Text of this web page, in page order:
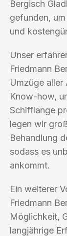
Bergisch
gefunden,
und
Unser
Friedmann
Umzüge
Know-how,
Schifflange
legen wir
Behandlung
sodass es
ankommt.
Ein weiterer
Friedmann
Möglichkeit,
langjährige